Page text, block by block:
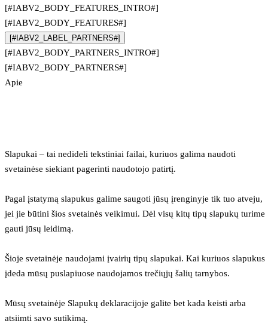
[#IABV2_BODY_FEATURES_INTRO#]
[#IABV2_BODY_FEATURES#]
[#IABV2_LABEL_PARTNERS#]
[#IABV2_BODY_PARTNERS_INTRO#]
[#IABV2_BODY_PARTNERS#]
Apie
Slapukai – tai nedideli tekstiniai failai, kuriuos galima naudoti
svetainėse siekiant pagerinti naudotojo patirtį.
Pagal įstatymą slapukus galime saugoti jūsų įrenginyje tik tuo atveju,
jei jie būtini šios svetainės veikimui. Dėl visų kitų tipų slapukų turime
gauti jūsų leidimą.
Šioje svetainėje naudojami įvairių tipų slapukai. Kai kuriuos slapukus
įdeda mūsų puslapiuose naudojamos trečiųjų šalių tarnybos.
Mūsų svetainėje Slapukų deklaracijoje galite bet kada keisti arba
atsiimti savo sutikimą.